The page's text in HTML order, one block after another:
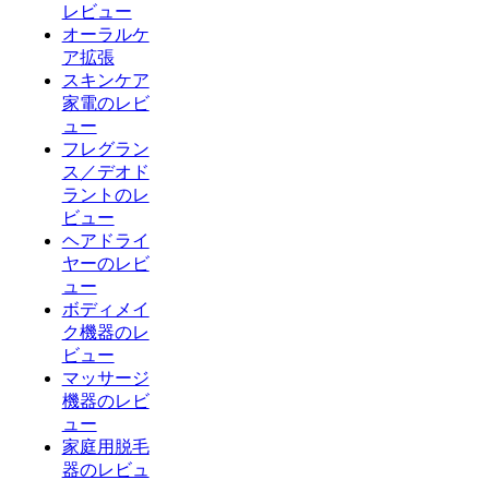
レビュー
オーラルケ
ア拡張
スキンケア
家電のレビ
ュー
フレグラン
ス／デオド
ラントのレ
ビュー
ヘアドライ
ヤーのレビ
ュー
ボディメイ
ク機器のレ
ビュー
マッサージ
機器のレビ
ュー
家庭用脱毛
器のレビュ